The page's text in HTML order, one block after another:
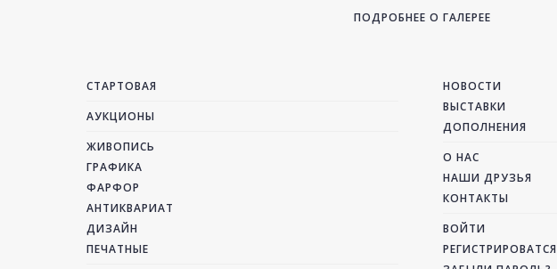
ПОДРОБНЕЕ О ГАЛЕРЕЕ
СТАРТОВАЯ
АУКЦИОНЫ
ЖИВОПИСЬ
ГРАФИКА
ФАРФОР
АНТИКВАРИАТ
ДИЗАЙН
ПЕЧАТНЫЕ
НОВОСТИ
ВЫСТАВКИ
ДОПОЛНЕНИЯ
О НАС
НАШИ ДРУЗЬЯ
КОНТАКТЫ
ВОЙТИ
РЕГИСТРИРОВАТСЯ